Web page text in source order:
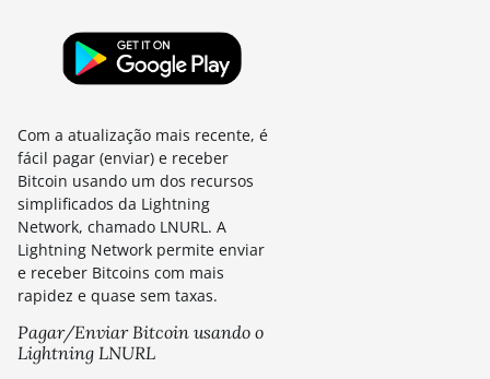
Com a atualização mais recente, é
fácil pagar (enviar) e receber
Bitcoin usando um dos recursos
simplificados da Lightning
Network, chamado LNURL. A
Lightning Network permite enviar
e receber Bitcoins com mais
rapidez e quase sem taxas.
Pagar/Enviar Bitcoin usando o
Lightning LNURL